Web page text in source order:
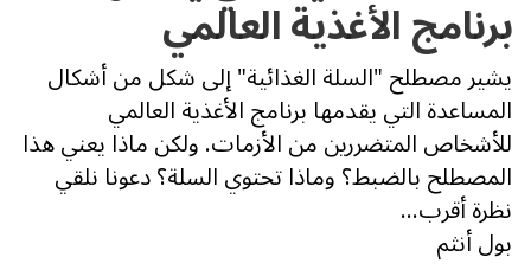
برنامج الأغذية العالمي
يشير مصطلح "السلة الغذائية" إلى شكل من أشكال
المساعدة التي يقدمها برنامج الأغذية العالمي
للأشخاص المتضررين من الأزمات. ولكن ماذا يعني هذا
المصطلح بالضبط؟ وماذا تحتوي السلة؟ دعونا نلقي
نظرة أقرب...
بول أنثم